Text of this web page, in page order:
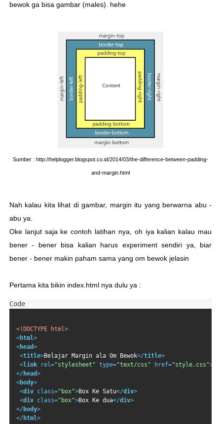
bewok ga bisa gambar (males). hehe
Sumber : http://helplogger.blogspot.co.id/2014/03/the-difference-between-padding-
and-margin.html
Nah kalau kita lihat di gambar, margin itu yang berwarna abu -
abu ya.
Oke lanjut saja ke contoh latihan nya, oh iya kalian kalau mau
bener - bener bisa kalian harus experiment sendiri ya, biar
bener - bener makin paham sama yang om bewok jelasin
Pertama kita bikin index.html nya dulu ya :
<!DOCTYPE html>
<html>
<head>
<title>Belajar Margin ala Om Bewok</title>
<link rel="stylesheet" type="text/css" href="style.css">
</ head>
<body>
<div class="box">Box Ke Satu</div>
<div class="box">Box Ke dua</div>
</ body>
</ html>